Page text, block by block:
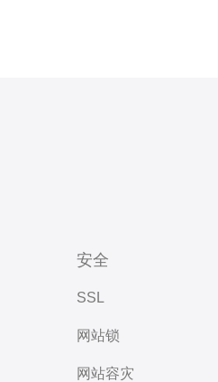
安全
SSL
网站锁
网站容灾